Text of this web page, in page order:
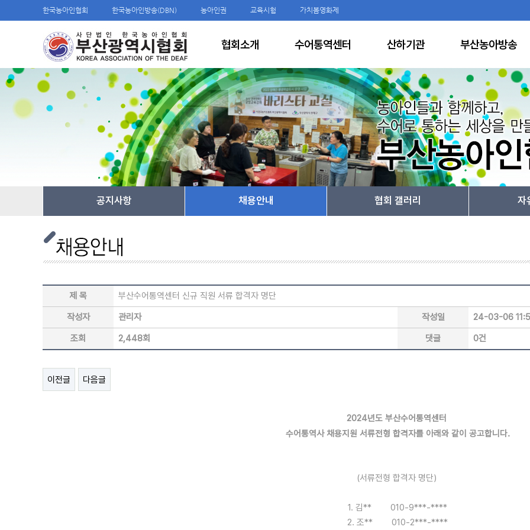
한국농아인협회 한국농아인방송(DBN) 농아인권 교육시험 가치봄영화제
협회소개 수어통역센터 산하기관 부산농아방송
공지사항 채용안내 협회 갤러리 자
제 목
부산수어통역센터 신규 직원 서류 합격자 명단
작성자
관리자 작성일
24-03-06
조회
2,448회 댓글 0건
이전글 다음글
2024년도 부산수어통역센터
수어통역사 채용지원 서류전형 합격자를 아래와 같이 공고합니다.
(서류전형 합격자 명단)
1. 김** 010-9***-****
2. 조** 010-2***-****